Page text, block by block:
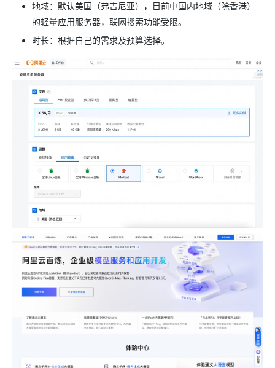
地域：默认美国（弗吉尼亚），目前中国内地域（除香港）
的轻量应用服务器，联网搜索功能受限。
时长：根据自己的需求及预算选择。